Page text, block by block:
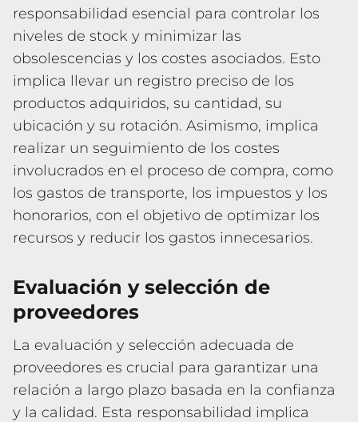
responsabilidad esencial para controlar los
niveles de stock y minimizar las
obsolescencias y los costes asociados. Esto
implica llevar un registro preciso de los
productos adquiridos, su cantidad, su
ubicación y su rotación. Asimismo, implica
realizar un seguimiento de los costes
involucrados en el proceso de compra, como
los gastos de transporte, los impuestos y los
honorarios, con el objetivo de optimizar los
recursos y reducir los gastos innecesarios.
Evaluación y selección de
proveedores
La evaluación y selección adecuada de
proveedores es crucial para garantizar una
relación a largo plazo basada en la confianza
y la calidad. Esta responsabilidad implica